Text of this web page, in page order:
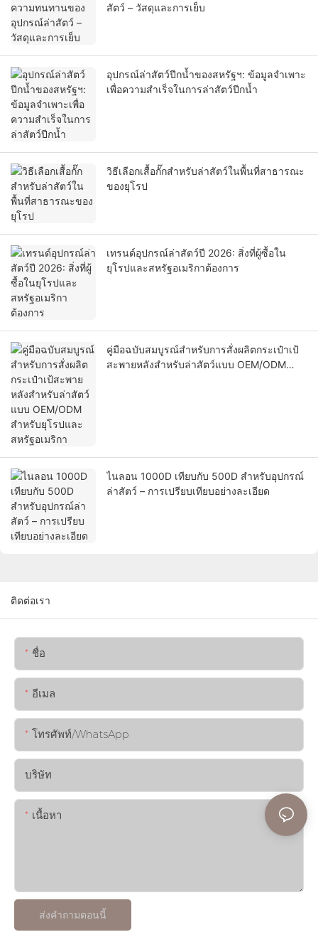
สัตว์ – วัสดุและการเย็บ
อุปกรณ์ล่าสัตว์ปีกน้ำของสหรัฐฯ: ข้อมูลจำเพาะ
เพื่อความสำเร็จในการล่าสัตว์ปีกน้ำ
วิธีเลือกเสื้อกั๊กสำหรับล่าสัตว์ในพื้นที่สาธารณะ
ของยุโรป
เทรนด์อุปกรณ์ล่าสัตว์ปี 2026: สิ่งที่ผู้ซื้อใน
ยุโรปและสหรัฐอเมริกาต้องการ
คู่มือฉบับสมบูรณ์สำหรับการสั่งผลิตกระเป๋าเป้
สะพายหลังสำหรับล่าสัตว์แบบ OEM/ODM
ไนลอน 1000D เทียบกับ 500D สำหรับอุปกรณ์
ล่าสัตว์ – การเปรียบเทียบอย่างละเอียด
ติดต่อเรา
ชื่อ
อีเมล
โทรศัพท์/WhatsApp
บริษัท
เนื้อหา
ส่งคำถามตอนนี้